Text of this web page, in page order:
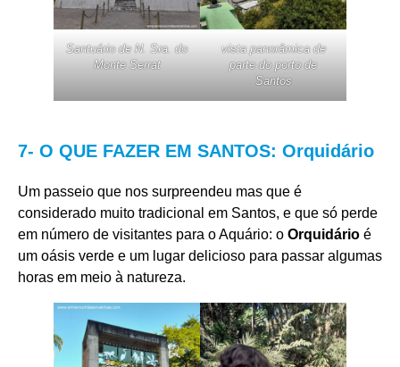
Santuário de N. Sra. do
Monte Serrat
vista panorâmica de
parte do porto de
Santos
7- O QUE FAZER EM SANTOS: Orquidário
Um passeio que nos surpreendeu mas que é
considerado muito tradicional em Santos, e que só perde
em número de visitantes para o Aquário: o Orquidário é
um oásis verde e um lugar delicioso para passar algumas
horas em meio à natureza.